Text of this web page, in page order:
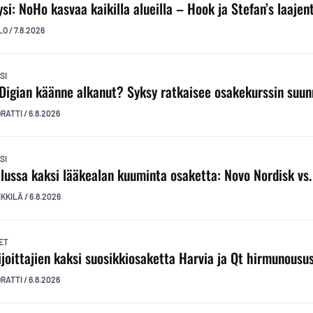
NoHo kasvaa kaikilla alueilla – Hook ja Stefan’s
/7.8.2026
käänne alkanut? Syksy ratkaisee osakekurssin
/6.8.2026
kaksi lääkealan kuuminta osaketta: Novo Nordisk
/6.8.2026
kaksi suosikkiosaketta Harvia ja Qt
/6.8.2026